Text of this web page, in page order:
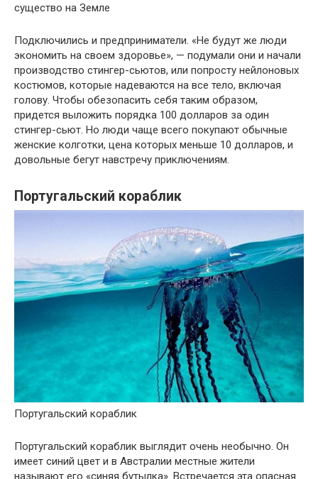
Подключились и предприниматели. «Не будут же люди
экономить на своем здоровье», — подумали они и начали
производство стингер-сьютов, или попросту нейлоновых
костюмов, которые надеваются на все тело, включая
голову. Чтобы обезопасить себя таким образом,
придется выложить порядка 100 долларов за один
стингер-сьют. Но люди чаще всего покупают обычные
женские колготки, цена которых меньше 10 долларов, и
довольные бегут навстречу приключениям.
Португальский кораблик
Португальский кораблик
Португальский кораблик выглядит очень необычно. Он
имеет синий цвет и в Австралии местные жители
называют его «синяя бутылка». Встречается эта опасная